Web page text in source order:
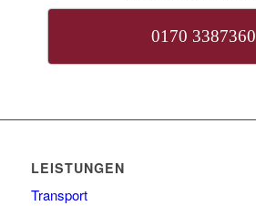
0170 3387360
LEISTUNGEN
Transport